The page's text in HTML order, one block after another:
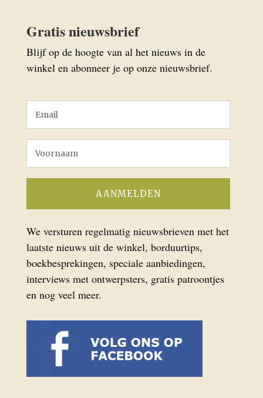
Gratis nieuwsbrief
Blijf op de hoogte van al het nieuws in de
winkel en abonneer je op onze nieuwsbrief.
We versturen regelmatig nieuwsbrieven met het
laatste nieuws uit de winkel, borduurtips,
boekbesprekingen, speciale aanbiedingen,
interviews met ontwerpsters, gratis patroontjes
en nog veel meer.